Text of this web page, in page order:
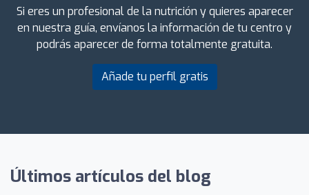
Si eres un profesional de la nutrición y quieres aparecer
en nuestra guía, envíanos la información de tu centro y
podrás aparecer de forma totalmente gratuita.
Añade tu perfil gratis
Últimos artículos del blog